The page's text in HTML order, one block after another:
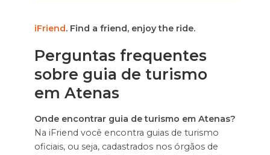
iFriend. Find a friend, enjoy the ride.
Perguntas frequentes
sobre guia de turismo
em Atenas
Onde encontrar guia de turismo em Atenas?
Na iFriend você encontra guias de turismo
oficiais, ou seja, cadastrados nos órgãos de